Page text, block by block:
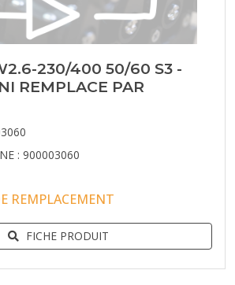
230/400 50/60 S3 -
REMPLACE PAR
: 900003060
REMPLACEMENT
FICHE PRODUIT